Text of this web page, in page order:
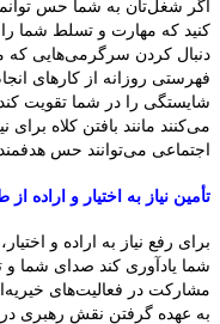
اگر شغل‌تان به شما حس
کنید که مهارت و تسلط شما را
دنبال کردن سرگرمی‌هایی که
فهرستی روزانه از کارهای
شایستگی را در شما تقویت
می‌کنند مانند بافتن کلاه
اجتماعی می‌توانند حس
تأمین نیاز به اختیار و اراده
برای رفع نیاز به اراده و
شما یادآوری کند صدای شما و
مشارکت در فعالیت‌های
به عهده گرفتن نقش رهبری در